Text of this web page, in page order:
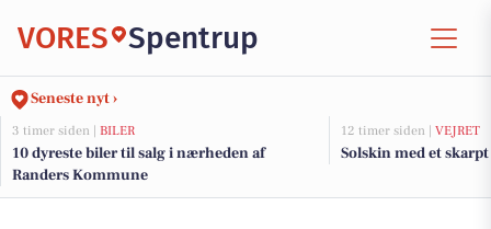
VORES Spentrup
Seneste nyt ›
3 timer siden | BILER
10 dyreste biler til salg i nærheden af
Randers Kommune
12 timer siden | VEJRET
Solskin med et